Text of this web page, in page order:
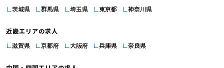
茨城県
群馬県 埼玉県 東京都 神奈川県
近畿エリアの求人
滋賀県
京都府 大阪府 兵庫県 奈良県